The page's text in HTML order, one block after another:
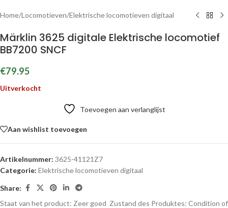
Home/Locomotieven/Elektrische locomotieven digitaal
Märklin 3625 digitale Elektrische locomotief
BB7200 SNCF
€79.95
Uitverkocht
Toevoegen aan verlanglijst
Aan wishlist toevoegen
Artikelnummer: 3625-41121Z7
Categorie: Elektrische locomotieven digitaal
Share:
Staat van het product: Zeer goed Zustand des Produktes: Condition of